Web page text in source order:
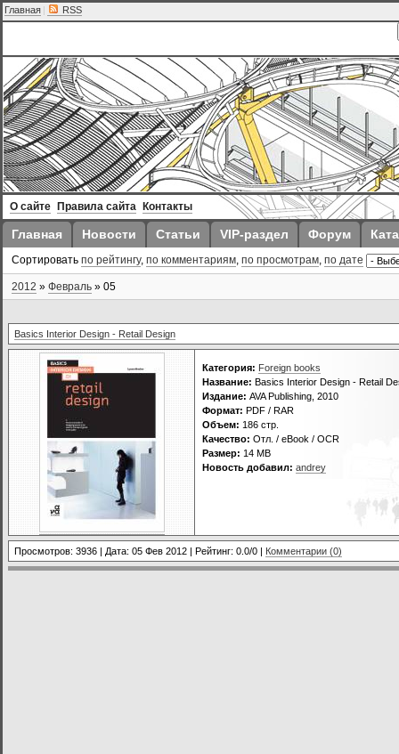
Главная | RSS
О сайте Правила сайта Контакты
Главная Новости Статьи VIP-раздел Форум
Сортировать по рейтингу, по комментариям, по просмотрам, по дате
2012 » Февраль » 05
Basics Interior Design - Retail Design
Категория: Foreign books
Название: Basics Interior Design - Retail
Издание: AVA Publishing, 2010
Формат: PDF / RAR
Объем: 186 стр.
Качество: Отл. / eBook / OCR
Размер: 14 MB
Новость добавил: andrey
Просмотров: 3936 | Дата: 05 Фев 2012 | Рейтинг: 0.0/0 | Комментарии (0)